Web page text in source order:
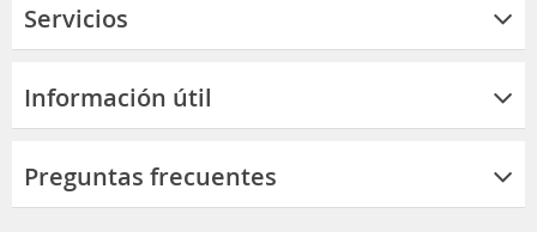
Servicios
Información útil
Preguntas frecuentes